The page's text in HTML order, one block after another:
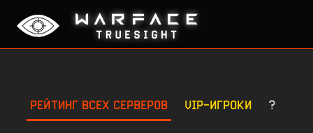
РЕЙТИНГ ВСЕХ СЕРВЕРОВ VIP-ИГРОКИ ?